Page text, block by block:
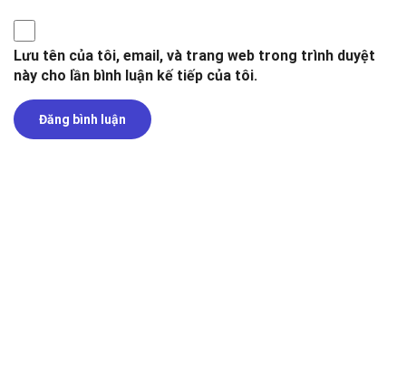
Lưu tên của tôi, email, và trang web trong trình duyệt
này cho lần bình luận kế tiếp của tôi.